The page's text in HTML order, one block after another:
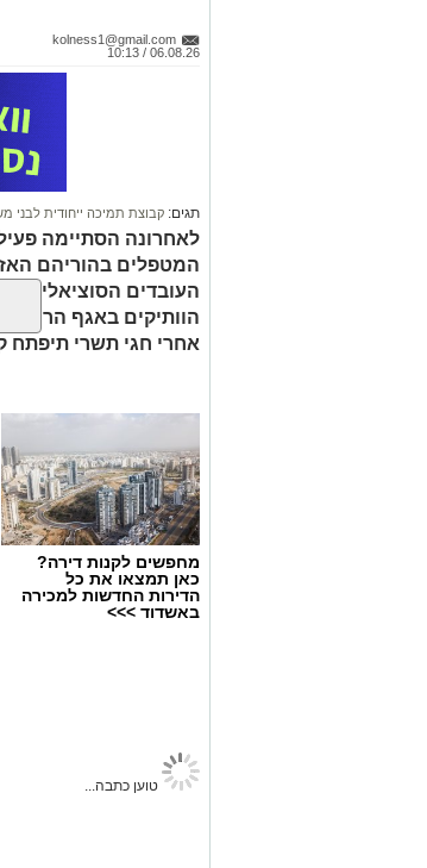
kolness1@gmail.com
06.08.26 / 10:13
תגים: קבוצת תמיכה ייחודית לבני
לאחרונה הסתיימה
המטפלים בהוריהם
העובדים הסוציאליים
הוותיקים באגף
אחרי חגי תשרי תיפתח
"בן משפחה מטפל הוא
ומשאבים שאף אחד
הייתה לנו משענת
להזיל דמעה..."
מחפשים לקנות דירה?
כאן תמצאו את כל
הדירות החדשות למכירה
באשדוד >>>
טוען כתבה...